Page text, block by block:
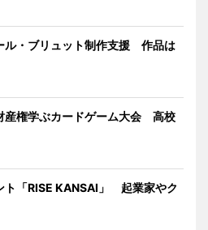
ル・ブリュット制作支援 作品は
産権学ぶカードゲーム大会 高校
ト「RISE KANSAI」 起業家やク